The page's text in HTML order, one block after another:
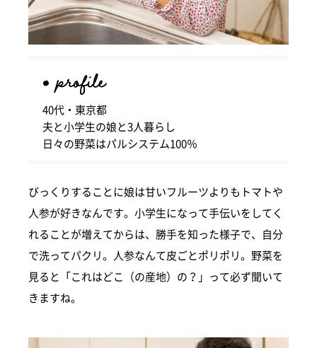
40代・東京都
夫と小学生の娘と3人暮らし
日々の野菜はパルシステム100％
びっくりすることに娘は甘いフルーツよりもトマトや
人参が好きなんです。小学生になって手伝いをしてく
れることが増えてからは、勝手を知った様子で、自分
で洗ってパクリ。人参なんて皮ごとポリポリ。野菜を
見ると「これはどこ（の産地）の？」って必ず聞いて
きますね。